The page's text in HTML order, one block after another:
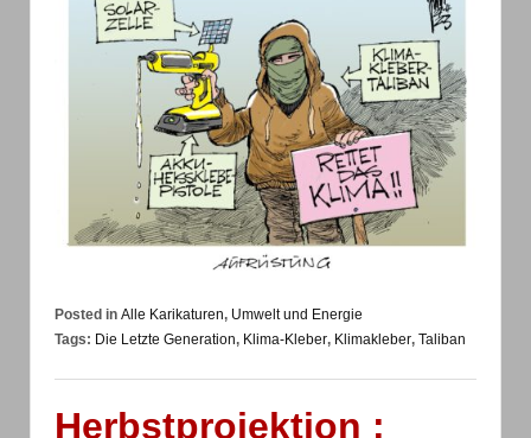
Posted in Alle Karikaturen, Umwelt und Energie
Tags: Die Letzte Generation, Klima-Kleber, Klimakleber, Taliban
Herbstprojektion :